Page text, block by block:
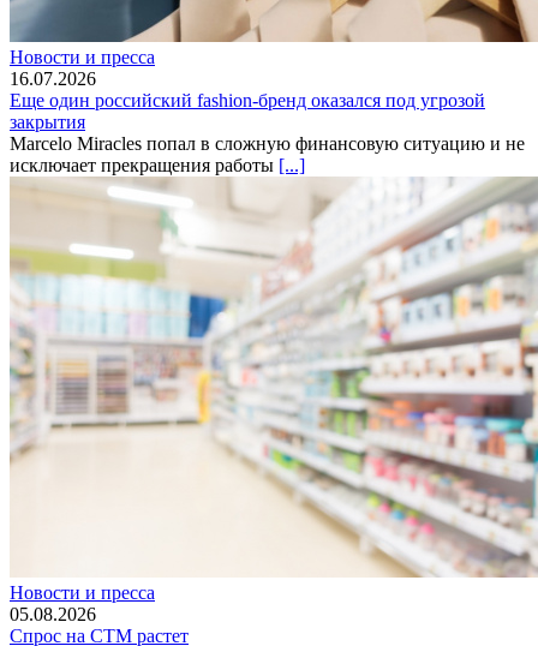
Новости и пресса
16.07.2026
Еще один российский fashion-бренд оказался под угрозой
закрытия
Marcelo Miracles попал в сложную финансовую ситуацию и не
исключает прекращения работы [...]
Новости и пресса
05.08.2026
Спрос на СТМ растет